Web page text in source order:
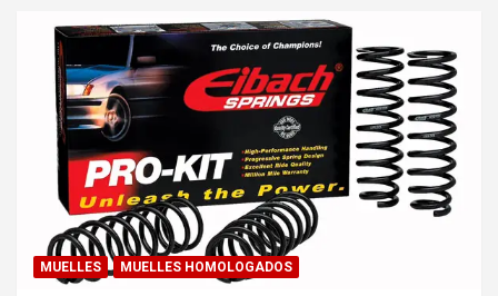
MUELLES MUELLES HOMOLOGADOS